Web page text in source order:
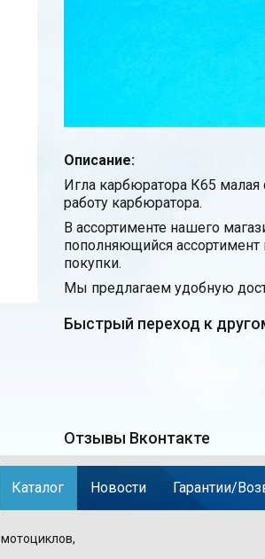
Описание:
Игла карбюратора К65
работу карбюратора.
В ассортименте нашего
пополняющийся
покупки.
Мы предлагаем удобную
Быстрый переход к
Отзывы Вконтакте
Каталог Новости Гарантии/